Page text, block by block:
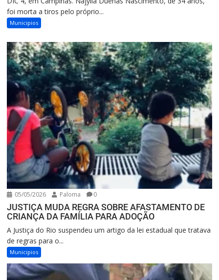
foi morta a tiros pelo próprio...
Municipios
05/05/2026 Paloma 0
JUSTIÇA MUDA REGRA SOBRE AFASTAMENTO DE
CRIANÇA DA FAMÍLIA PARA ADOÇÃO
A Justiça do Rio suspendeu um artigo da lei estadual que tratava
de regras para o...
Municipios